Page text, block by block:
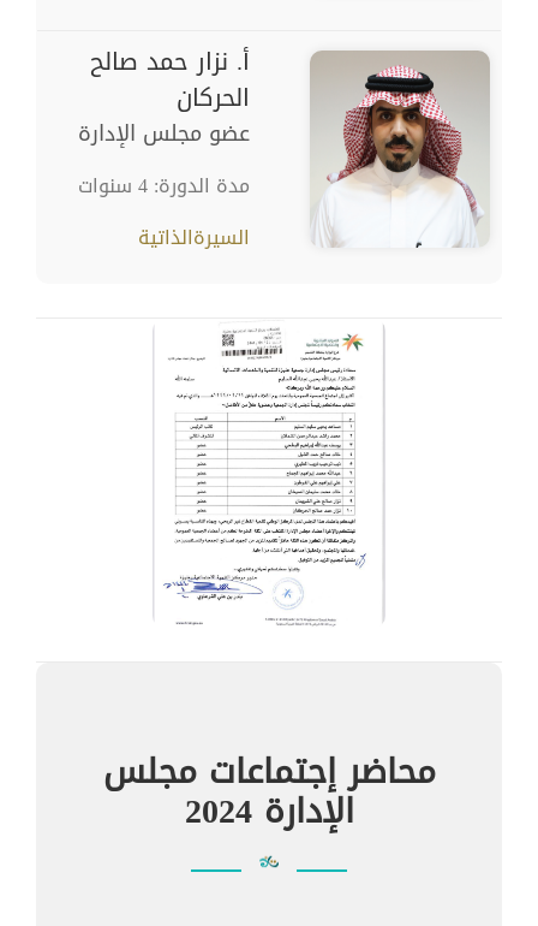
أ. نزار حمد صالح
الحركان
عضو مجلس الإدارة
مدة الدورة: 4 سنوات
السيرةالذاتية
محاضر إجتماعات مجلس
الإدارة 2024